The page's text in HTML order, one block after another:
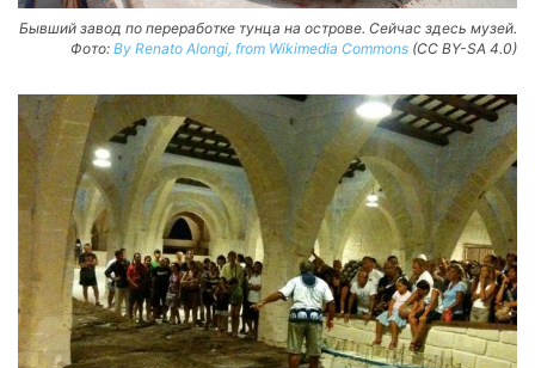
Бывший завод по переработке тунца на острове. Сейчас здесь музей.
Фото: By Renato Alongi, from Wikimedia Commons (CC BY-SA 4.0)